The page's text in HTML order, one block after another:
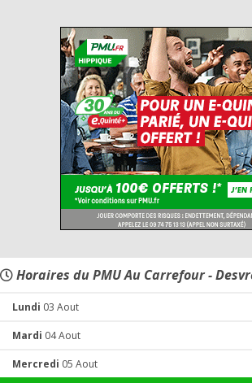
Horaires du PMU Au Carrefour -
Lundi 03 Aout
Mardi 04 Aout
Mercredi 05 Aout